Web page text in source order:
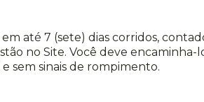
até 7 (sete) dias corridos,
no Site. Você deve encaminha-
sem sinais de rompimento.